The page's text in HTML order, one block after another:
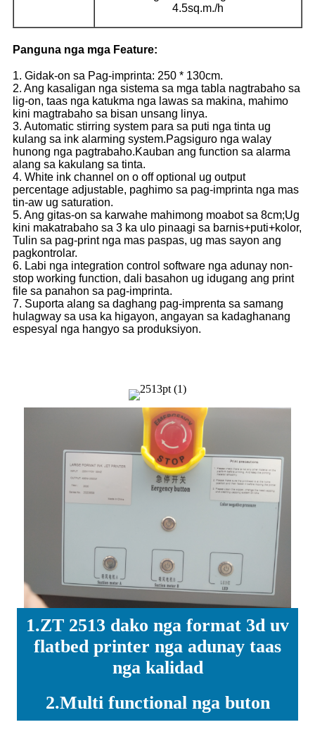
4.5sq.m./h
Panguna nga mga Feature:
1. Gidak-on sa Pag-imprinta: 250 * 130cm.
2. Ang kasaligan nga sistema sa mga tabla nagtrabaho sa
lig-on, taas nga katukma nga lawas sa makina, mahimo
kini magtrabaho sa bisan unsang linya.
3. Automatic stirring system para sa puti nga tinta ug
kulang sa ink alarming system.Pagsiguro nga walay
hunong nga pagtrabaho.Kauban ang function sa alarma
alang sa kakulang sa tinta.
4. White ink channel on o off optional ug output
percentage adjustable, paghimo sa pag-imprinta nga mas
tin-aw ug saturation.
5. Ang gitas-on sa karwahe mahimong moabot sa 8cm;Ug
kini makatrabaho sa 3 ka ulo pinaagi sa barnis+puti+kolor,
Tulin sa pag-print nga mas paspas, ug mas sayon ​​ang
pagkontrolar.
6. Labi nga integration control software nga adunay non-
stop working function, dali basahon ug idugang ang print
file sa panahon sa pag-imprinta.
7. Suporta alang sa daghang pag-imprenta sa samang
hulagway sa usa ka higayon, angayan sa kadaghanang
espesyal nga hangyo sa produksiyon.
1.ZT 2513 dako nga format 3d uv
flatbed printer nga adunay taas
nga kalidad
2.Multi functional nga buton